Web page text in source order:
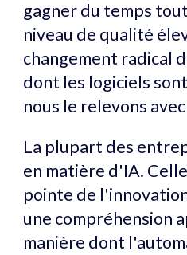
gagner du temps
niveau de qualité
changement radical
dont les logiciels
nous le relevons
La plupart des
en matière d'IA.
pointe de
une compréhension
manière dont